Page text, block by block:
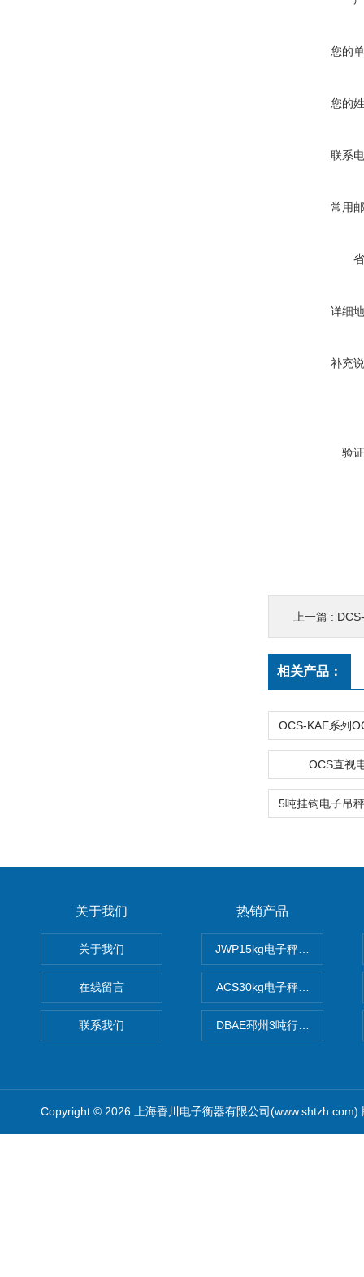
您的
您的
联系
常用
详细
补充
验
上一篇 : DCS-
相关产品：
OCS直视
关于我们
关于我们
在线留言
联系我们
热销产品
JWP15kg电子秤价格,15公
ACS30kg电子秤价格,30公
DBAE邳州3吨行车电子吊秤
Copyright © 2026 上海香川电子衡器有限公司(www.shtzh.com)